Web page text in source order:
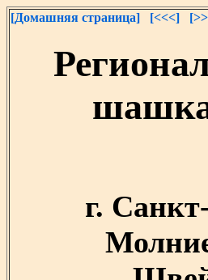
[Домашняя страница] [<<<]
г.